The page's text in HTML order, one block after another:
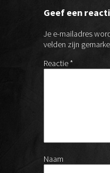
Geef een
Je e-mailadres
velden zijn
Reactie*
Naam